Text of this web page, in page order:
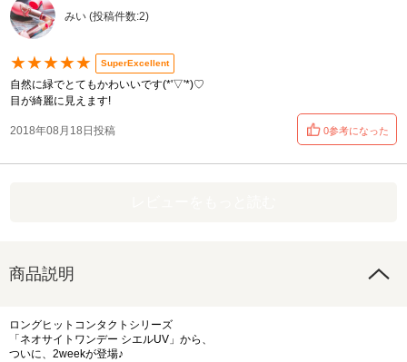
みい (投稿件数:2)
★★★★★ SuperExcellent
自然に緑でとてもかわいいです(*'▽'*)♡
目が綺麗に見えます!
2018年08月18日投稿 0参考になった
商品説明
ロングヒットコンタクトシリーズ
「ネオサイトワンデー シエルUV」から、
ついに、2weekが登場♪